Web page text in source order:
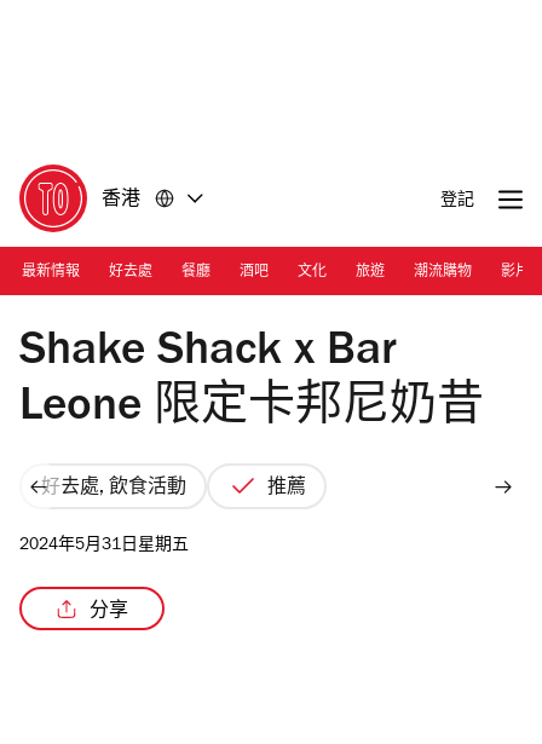
香港 登記
最新情報 好去處 餐廳 酒吧 文化 旅遊 潮流購物 影片
Photograph: Cara Hung
Shake Shack x Bar
Leone 限定卡邦尼奶昔
好去處, 飲食活動 推薦
2024年5月31日星期五
分享